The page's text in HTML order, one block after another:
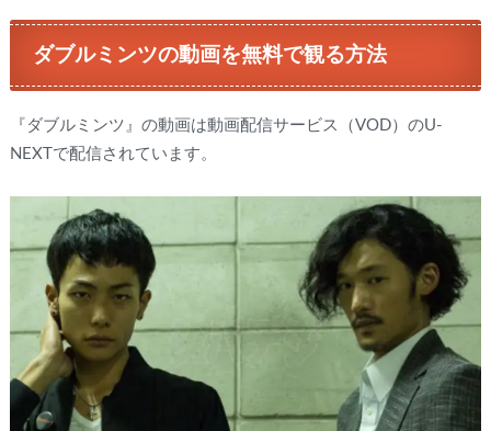
ダブルミンツの動画を無料で観る方法
『ダブルミンツ』の動画は動画配信サービス（VOD）のU-
NEXTで配信されています。